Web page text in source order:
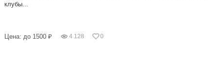
клубы...
Цена: до 1500 ₽ 4 128 0